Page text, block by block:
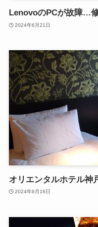
LenovoのPCが故障…
2024年6月21日
オリエンタルホテル神
2024年6月16日